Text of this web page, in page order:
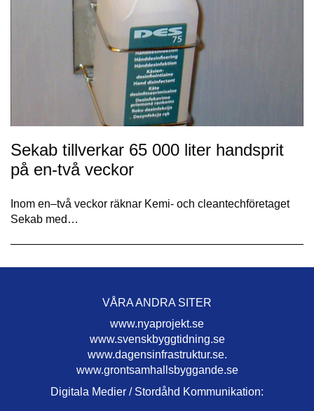
Sekab tillverkar 65 000 liter handsprit
på en-två veckor
Inom en–två veckor räknar Kemi- och cleantechföretaget
Sekab med…
VÅRA ANDRA SITER
www.nyaprojekt.se
www.svenskbyggtidning.se
www.dagensinfrastruktur.se.
www.grontsamhallsbyggande.se
Digitala Medier / Stordåhd Kommunikation: